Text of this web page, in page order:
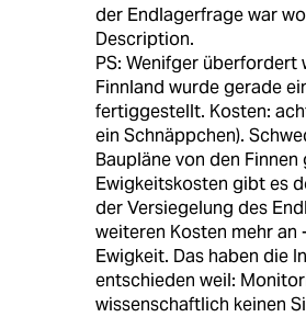
der Endlagerfrage war
Description.
PS: Wenifger überfordert
Finnland wurde gerade
fertiggestellt. Kosten:
ein Schnäppchen).
Baupläne von den
Ewigkeitskosten gibt es
der Versiegelung des
weiteren Kosten mehr an
Ewigkeit. Das haben die
entschieden weil:
wissenschaftlich keinen